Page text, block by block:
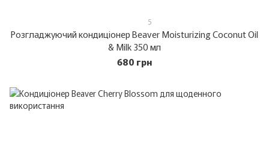
5
Розгладжуючий кондиціонер Beaver Moisturizing Coconut Oil
& Milk 350 мл
680 грн